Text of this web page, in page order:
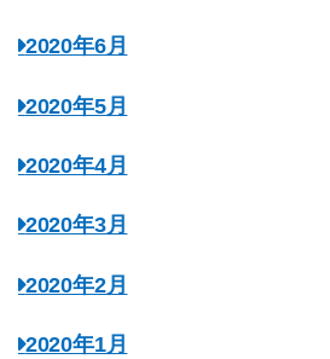
2020年6月
2020年5月
2020年4月
2020年3月
2020年2月
2020年1月